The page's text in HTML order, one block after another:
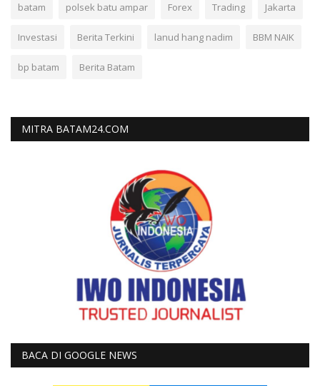
batam polsek batu ampar Forex Trading Jakarta
Investasi Berita Terkini lanud hang nadim BBM NAIK
bp batam Berita Batam
MITRA BATAM24.COM
BACA DI GOOGLE NEWS